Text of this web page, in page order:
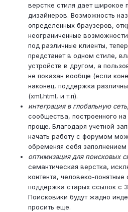
верстке стиля дает широкое
дизайнеров. Возможность
определенных браузеров,
неограниченные
под различные клиенты,
предстанет в одном стиле,
устройств в другом, а
не показан вообще (если
наконец, поддержка
(xml,html, и т.п).
интеграция в глобальную
сообщества, построенного
проще. Благодаря учетной
начать работу с форумом
обременяя себя
оптимизация для поисковых
семантическая верстка,
контента, человеко-
поддержка старых ссылок с
Поисковики будут жадно
просить еще.